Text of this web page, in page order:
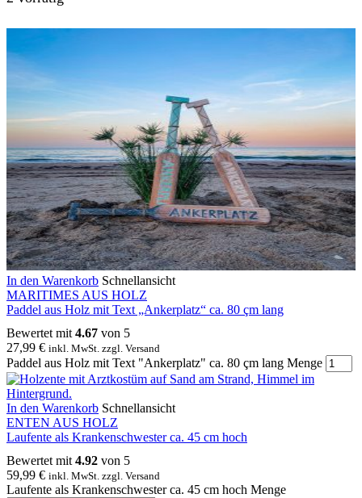
In den Warenkorb Schnellansicht
MARITIMES AUS HOLZ
Paddel aus Holz mit Text „Ankerplatz“ ca. 80 çm lang
Bewertet mit 4.67 von 5
27,99 € inkl. MwSt. zzgl. Versand
Paddel aus Holz mit Text "Ankerplatz" ca. 80 çm lang Menge
In den Warenkorb Schnellansicht
ENTEN AUS HOLZ
Laufente als Krankenschwester ca. 45 cm hoch
Bewertet mit 4.92 von 5
59,99 € inkl. MwSt. zzgl. Versand
Laufente als Krankenschwester ca. 45 cm hoch Menge